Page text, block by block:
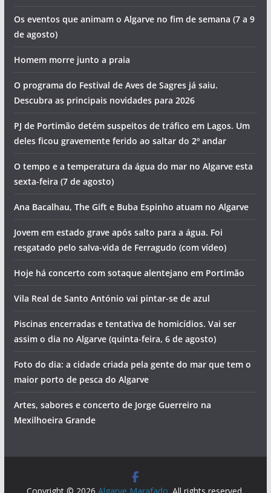
Os eventos que animam o Algarve no fim de semana (7 a 9
de agosto)
Homem morre junto a praia
O programa do Festival de Aves de Sagres já saiu.
Descubra as principais novidades para 2026
PJ de Portimão detém suspeitos de tráfico em Lagos. Um
deles ficou gravemente ferido ao saltar do 2º andar
O tempo e a temperatura da água do mar no Algarve esta
sexta-feira (7 de agosto)
Ana Bacalhau, The Gift e Buba Espinho atuam no Algarve
Jovem em estado grave após salto para a água. Foi
resgatado pelo salva-vida de Ferragudo (com vídeo)
Hoje há concerto com sotaque alentejano em Portimão
Vila Real de Santo António vai pintar-se de azul
Piscinas encerradas e tentativa de homicídios. Vai ser
assim o dia no Algarve (quinta-feira, 6 de agosto)
Foto do dia: a cidade criada pela gente do mar que tem o
maior porto de pesca do Algarve
Artes, sabores e concerto de Jorge Guerreiro na
Mexilhoeira Grande